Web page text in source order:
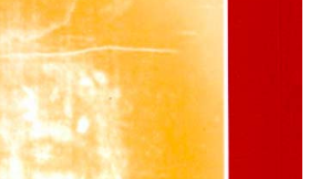
وأخيرا أمر بضرب عنقه ونال إكليل الشهادة .
. نياحة البابا يوأنس التاسع البطريرك الواحد
سنة 1043 ش 29 مارس سنة
البطريرك (81) وهو من ناحية نفيا منوفية
الأخوين . وفي أيامه جرت شدائد كثيرة علي
ومن حرق ومن صلب وشهروا بهم علي الجمال
والثياب الزرقاء ، ثم تحنن الله علي الشعب
زويلة ودفن بدير النسطور بعد أن قام علي